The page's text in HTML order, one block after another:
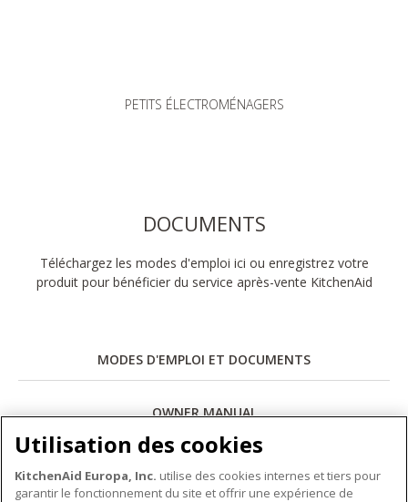
PETITS ÉLECTROMÉNAGERS
DOCUMENTS
Téléchargez les modes d'emploi ici ou enregistrez votre
produit pour bénéficier du service après-vente KitchenAid
MODES D'EMPLOI ET DOCUMENTS
OWNER MANUAL
Télécharger
Utilisation des cookies
KitchenAid Europa, Inc. utilise des cookies internes et tiers pour
garantir le fonctionnement du site et offrir une expérience de